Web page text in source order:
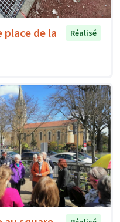
de la
Réalisé